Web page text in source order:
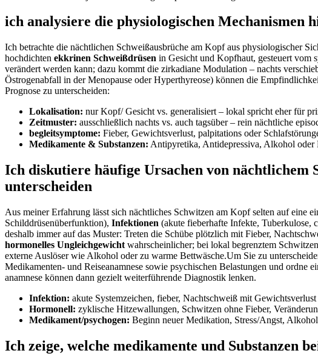
ich analysiere die ‍physiologischen Mechanismen
Ich betrachte ⁢die nächtlichen Schweißausbrüche⁣ am ‌Kopf aus physiologischer
hochdichten ekkrinen Schweißdrüsen in Gesicht und Kopfhaut, gesteuert vom
verändert werden ⁣kann; dazu kommt⁤ die zirkadiane Modulation – nachts⁢
Östrogenabfall in der Menopause oder Hyperthyreose) können die
Prognose zu unterscheiden:
Lokalisation: nur Kopf/‍ Gesicht vs. generalisiert – lokal spricht eher‍ für
Zeitmuster: ausschließlich nachts vs. auch tagsüber – rein nächtliche
begleitsymptome: Fieber, Gewichtsverlust, palpitations oder
Medikamente &⁣ Substanzen: Antipyretika, Antidepressiva, Alkohol oder
Ich diskutiere häufige⁢ Ursachen von nächtlichem
unterscheiden
Aus meiner Erfahrung lässt sich nächtliches Schwitzen am Kopf selten ‍auf ‌eine
Schilddrüsenüberfunktion), Infektionen (akute fieberhafte Infekte, Tuberkulose,
deshalb⁣ immer auf das ⁢Muster: Treten die Schübe plötzlich mit Fieber,
hormonelles Ungleichgewicht wahrscheinlicher; bei lokal begrenztem
externe Auslöser wie Alkohol oder ‌zu warme Bettwäsche.Um⁣ Sie zu
Medikamenten- und‌ Reiseanamnese sowie psychischen Belastungen und ​ordne
anamnese können dann gezielt weiterführende Diagnostik lenken.
Infektion: akute Systemzeichen, fieber, Nachtschweiß mit Gewichtsverlust
Hormonell: zyklische Hitzewallungen, Schwitzen ohne Fieber,
Medikament/psychogen: Beginn neuer Medikation, Stress/Angst,
Ich zeige, welche medikamente und Substanzen